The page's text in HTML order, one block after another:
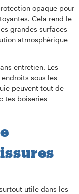
opaque pour
Cela rend le
grandes surfaces
atmosphérique
entretien. Les
sous les
peuvent tout de
tes boiseries
utile dans les